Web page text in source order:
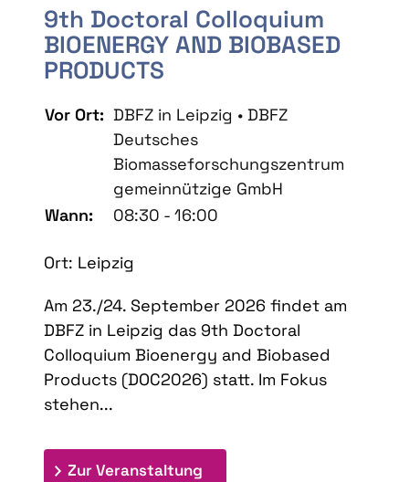
9th Doctoral Colloquium
BIOENERGY AND BIOBASED
PRODUCTS
Vor Ort: DBFZ in Leipzig • DBFZ
Deutsches
Biomasseforschungszentrum
gemeinnützige GmbH
Wann:
08:30 - 16:00
Ort: Leipzig
Am 23./24. September 2026 findet am
DBFZ in Leipzig das 9th Doctoral
Colloquium Bioenergy and Biobased
Products (DOC2026) statt. Im Fokus
stehen...
Zur Veranstaltung